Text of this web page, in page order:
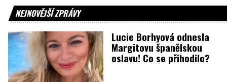
NEJNOVĚJŠÍ ZPRÁVY
Lucie Borhyová odnesla
Margitovu španělskou
oslavu! Co se přihodilo?